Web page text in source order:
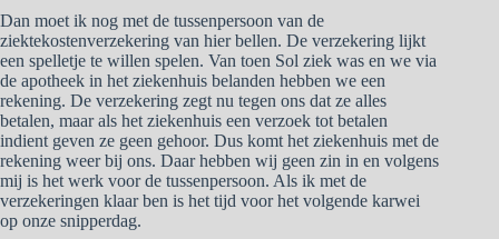
Dan moet ik nog met de tussenpersoon van de
ziektekostenverzekering van hier bellen. De verzekering lijkt
een spelletje te willen spelen. Van toen Sol ziek was en we via
de apotheek in het ziekenhuis belanden hebben we een
rekening. De verzekering zegt nu tegen ons dat ze alles
betalen, maar als het ziekenhuis een verzoek tot betalen
indient geven ze geen gehoor. Dus komt het ziekenhuis met de
rekening weer bij ons. Daar hebben wij geen zin in en volgens
mij is het werk voor de tussenpersoon. Als ik met de
verzekeringen klaar ben is het tijd voor het volgende karwei
op onze snipperdag.